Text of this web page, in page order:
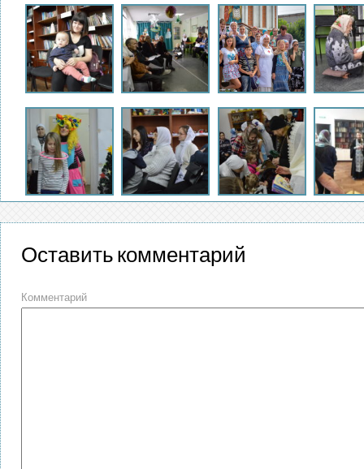
Оставить комментарий
Комментарий